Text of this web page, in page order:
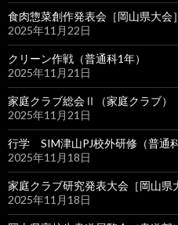
食肉惣菜創作発表会［岡山県大会
2025年11月22日
クリーン作戦（普通科1年）
2025年11月21日
家庭クラブ総会Ⅱ（家庭クラブ）
2025年11月21日
行学 SIM津山PJ校外研修（普通科
2025年11月18日
家庭クラブ研究発表大会［岡山県
2025年11月18日